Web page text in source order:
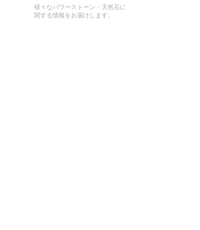
様々なパワーストーン・天然石に
関する情報をお届けします。